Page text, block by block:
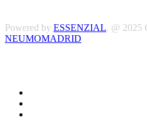
Powered by ESSENZIAL. @ 2025
NEUMOMADRID